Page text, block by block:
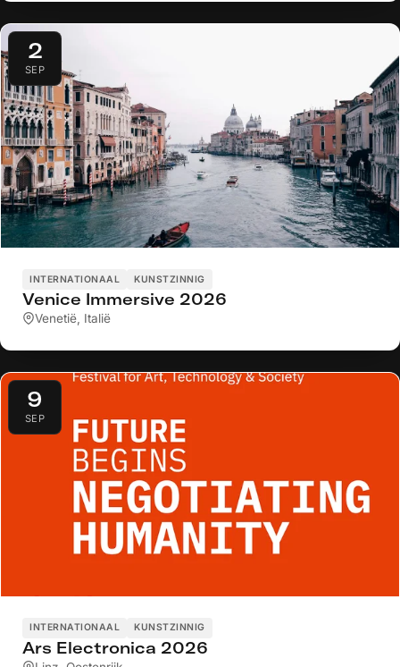
2
SEP
INTERNATIONAAL KUNSTZINNIG
Venice Immersive 2026
Venetië, Italië
9
SEP
INTERNATIONAAL KUNSTZINNIG
Ars Electronica 2026